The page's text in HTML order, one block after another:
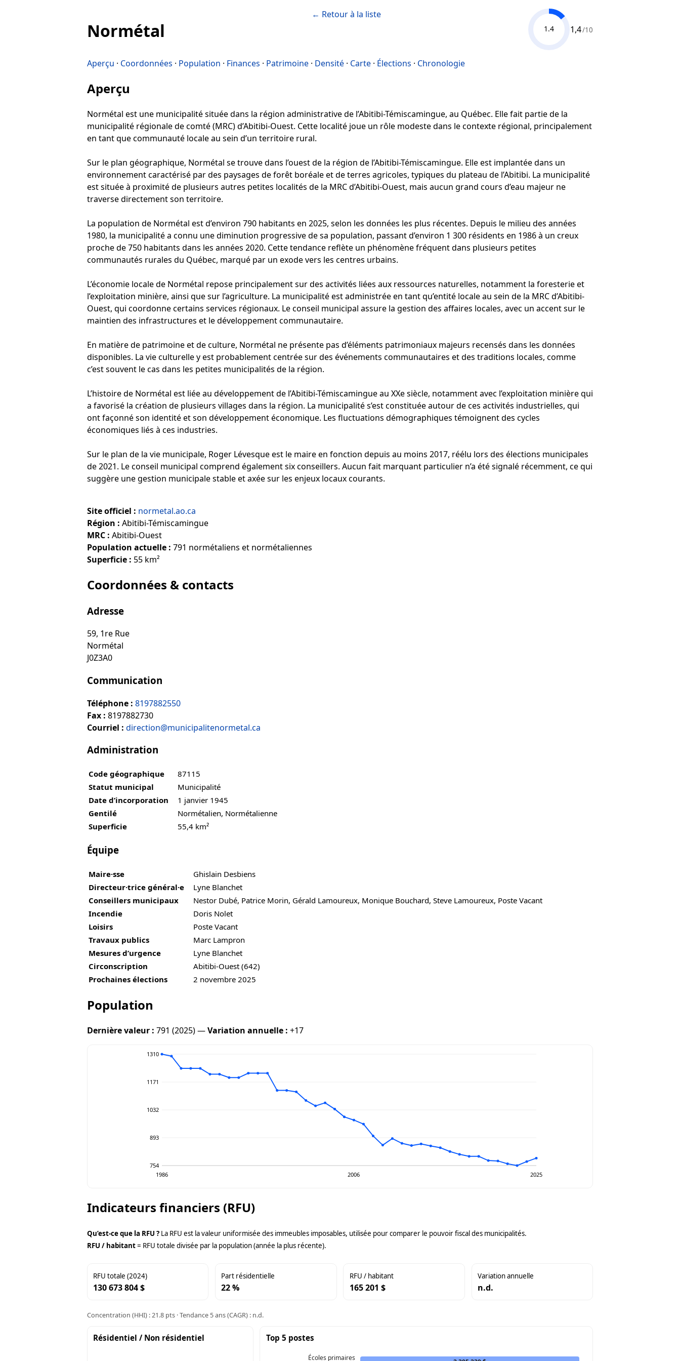
Normétal
← Retour à la liste
1.4 1,4/10
Aperçu · Coordonnées · Population · Finances · Patrimoine · Densité · Carte · Élections · Chronologie
Aperçu
Normétal est une municipalité située dans la région administrative de l’Abitibi-Témiscamingue, au Québec. Elle fait partie de la
municipalité régionale de comté (MRC) d’Abitibi-Ouest. Cette localité joue un rôle modeste dans le contexte régional, principalement
en tant que communauté locale au sein d’un territoire rural.
Sur le plan géographique, Normétal se trouve dans l’ouest de la région de l’Abitibi-Témiscamingue. Elle est implantée dans un
environnement caractérisé par des paysages de forêt boréale et de terres agricoles, typiques du plateau de l’Abitibi. La municipalité
est située à proximité de plusieurs autres petites localités de la MRC d’Abitibi-Ouest, mais aucun grand cours d’eau majeur ne
traverse directement son territoire.
La population de Normétal est d’environ 790 habitants en 2025, selon les données les plus récentes. Depuis le milieu des années
1980, la municipalité a connu une diminution progressive de sa population, passant d’environ 1 300 résidents en 1986 à un creux
proche de 750 habitants dans les années 2020. Cette tendance reflète un phénomène fréquent dans plusieurs petites
communautés rurales du Québec, marqué par un exode vers les centres urbains.
L’économie locale de Normétal repose principalement sur des activités liées aux ressources naturelles, notamment la foresterie et
l’exploitation minière, ainsi que sur l’agriculture. La municipalité est administrée en tant qu’entité locale au sein de la MRC d’Abitibi-
Ouest, qui coordonne certains services régionaux. Le conseil municipal assure la gestion des affaires locales, avec un accent sur le
maintien des infrastructures et le développement communautaire.
En matière de patrimoine et de culture, Normétal ne présente pas d’éléments patrimoniaux majeurs recensés dans les données
disponibles. La vie culturelle y est probablement centrée sur des événements communautaires et des traditions locales, comme
c’est souvent le cas dans les petites municipalités de la région.
L’histoire de Normétal est liée au développement de l’Abitibi-Témiscamingue au XXe siècle, notamment avec l’exploitation minière qui
a favorisé la création de plusieurs villages dans la région. La municipalité s’est constituée autour de ces activités industrielles, qui
ont façonné son identité et son développement économique. Les fluctuations démographiques témoignent des cycles
économiques liés à ces industries.
Sur le plan de la vie municipale, Roger Lévesque est le maire en fonction depuis au moins 2017, réélu lors des élections municipales
de 2021. Le conseil municipal comprend également six conseillers. Aucun fait marquant particulier n’a été signalé récemment, ce qui
suggère une gestion municipale stable et axée sur les enjeux locaux courants.
Site officiel : normetal.ao.ca
Région : Abitibi-Témiscamingue
MRC : Abitibi-Ouest
Population actuelle : 791 normétaliens et normétaliennes
Superficie : 55 km²
Coordonnées & contacts
Adresse
59, 1re Rue
Normétal
J0Z3A0
Communication
Téléphone : 8197882550
Fax : 8197882730
Courriel : direction@municipalitenormetal.ca
Administration
Code géographique
87115
Statut municipal
Municipalité
Date d’incorporation
1 janvier 1945
Gentilé
Normétalien, Normétalienne
Superficie
55,4 km²
Équipe
Maire·sse
Ghislain Desbiens
Directeur·trice général·e
Lyne Blanchet
Conseillers municipaux
Nestor Dubé, Patrice Morin, Gérald Lamoureux, Monique Bouchard, Steve Lamoureux, Poste Vacant
Incendie
Doris Nolet
Loisirs
Poste Vacant
Travaux publics
Marc Lampron
Mesures d’urgence
Lyne Blanchet
Circonscription
Abitibi-Ouest (642)
Prochaines élections
2 novembre 2025
Population
Dernière valeur : 791 (2025) —Variation annuelle : +17
1310
1171
1032
893
754
1986
2006 2025
Indicateurs financiers (RFU)
Qu’est-ce que la RFU ? La RFU est la valeur uniformisée des immeubles imposables, utilisée pour comparer le pouvoir fiscal des municipalités.
RFU / habitant= RFU totale divisée par la population (année la plus récente).
RFU totale (2024)
130 673 804 $
Part résidentielle
22 %
RFU / habitant
165 201 $
Variation annuelle
n.d.
Concentration (HHI) : 21.8 pts · Tendance 5 ans (CAGR) : n.d.
Résidentiel / Non résidentiel Top 5 postes
Écoles primaires